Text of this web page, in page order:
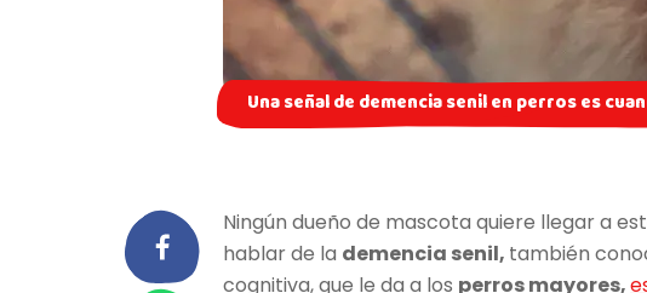
Una señal de demencia senil en perros es
Ningún dueño de mascota quiere llegar a
hablar de la demencia senil, también
cognitiva, que le da a los perros mayores,